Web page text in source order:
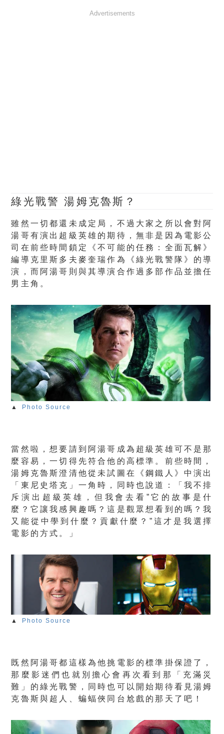
Advertisements
綠光戰警 湯姆克魯斯？
雖然一切都還未成定局，不過大家之所以會對阿
湯哥有演出超級英雄的期待，無非是因為電影公
司在前些時間鎖定《不可能的任務：全面瓦解》
編導克里斯多夫麥奎瑞作為《綠光戰警隊》的導
演，而阿湯哥則與其導演合作過多部作品並擔任
男主角。
▲ Photo Source
當然啦，想要請到阿湯哥成為超級英雄可不是那
麼容易，一切得先符合他的高標準。前些時間，
湯姆克魯斯澄清他從未試圖在《鋼鐵人》中演出
「東尼史塔克」一角時，同時也說道：「我不排
斥演出超級英雄，但我會去看”它的故事是什
麼？它讓我感興趣嗎？這是觀眾想看到的嗎？我
又能從中學到什麼？貢獻什麼？”這才是我選擇
電影的方式。」
▲ Photo Source
既然阿湯哥都這樣為他挑電影的標準掛保證了，
那麼影迷們也就別擔心會再次看到那「充滿災
難」的綠光戰警，同時也可以開始期待看見湯姆
克魯斯與超人、蝙蝠俠同台尬戲的那天了吧！